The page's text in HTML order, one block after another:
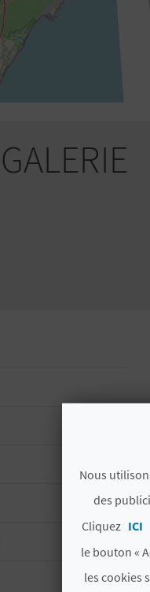
GALERIE
Nous
des
Cliquez ICI
le bouton «
les cookies